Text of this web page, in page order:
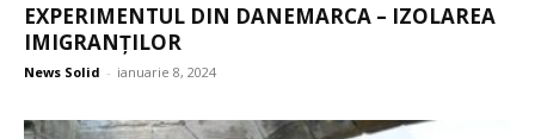
EXPERIMENTUL DIN DANEMARCA – IZOLAREA
IMIGRANȚILOR
News Solid - ianuarie 8, 2024